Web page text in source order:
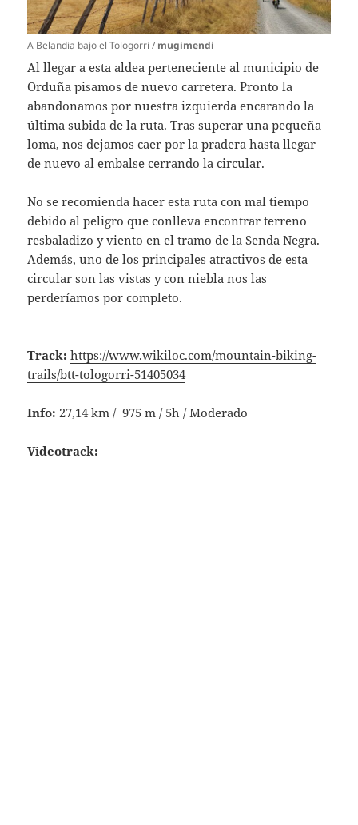
A Belandia bajo el Tologorri / mugimendi
Al llegar a esta aldea perteneciente al municipio de
Orduña pisamos de nuevo carretera. Pronto la
abandonamos por nuestra izquierda encarando la
última subida de la ruta. Tras superar una pequeña
loma, nos dejamos caer por la pradera hasta llegar
de nuevo al embalse cerrando la circular.
No se recomienda hacer esta ruta con mal tiempo
debido al peligro que conlleva encontrar terreno
resbaladizo y viento en el tramo de la Senda Negra.
Además, uno de los principales atractivos de esta
circular son las vistas y con niebla nos las
perderíamos por completo.
Track:https://www.wikiloc.com/mountain-biking-
trails/btt-tologorri-51405034
Info: 27,14 km / 975 m / 5h / Moderado
Videotrack: